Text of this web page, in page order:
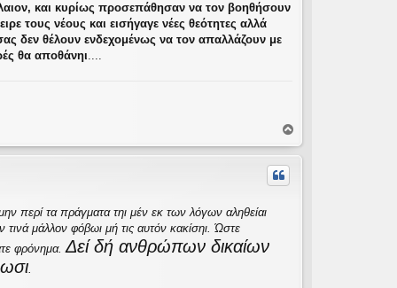
και κυρίως προσεπάθησαν να τον βοηθήσουν
τους νέους και εισήγαγε νέες θεότητες αλλά
δεν θέλουν ενδεχομένως να τον απαλλάζουν με
θα αποθάνηι....
ο
ρ
περί τα πράγματα τηι μέν εκ των λόγων αληθείαι
μάλλον φόβωι μή τις αυτόν κακίσηι. Ώστε
φρόνημα. Δεί δή ανθρώπων δικαίων